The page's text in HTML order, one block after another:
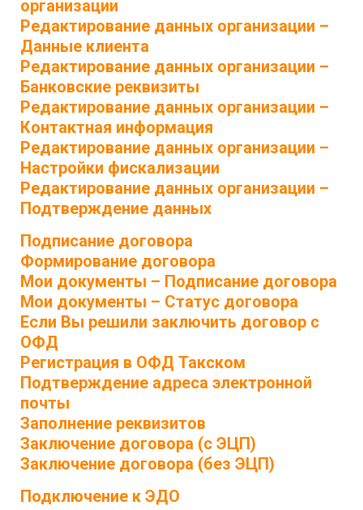
организации
Редактирование данных организации –
Данные клиента
Редактирование данных организации –
Банковские реквизиты
Редактирование данных организации –
Контактная информация
Редактирование данных организации –
Настройки фискализации
Редактирование данных организации –
Подтверждение данных
Подписание договора
Формирование договора
Мои документы – Подписание договора
Мои документы – Статус договора
Если Вы решили заключить договор с
ОФД
Регистрация в ОФД Такском
Подтверждение адреса электронной
почты
Заполнение реквизитов
Заключение договора (с ЭЦП)
Заключение договора (без ЭЦП)
Подключение к ЭДО